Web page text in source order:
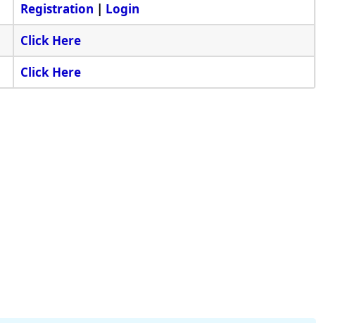
Registration | Login
Click Here
Click Here